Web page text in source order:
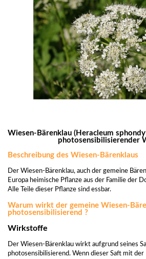
Wiesen-Bärenklau (Heracleum
photosensibilisierender
Beschreibung des Wiesen-Bärenklaus
Der Wiesen-Bärenklau, auch der gemeine
Europa heimische Pflanze aus der Familie der
Alle Teile dieser Pflanze sind essbar.
Warum wirkt der gemeine Wiesen-
photosensibilisierend ?
Wirkstoffe
Der Wiesen-Bärenklau wirkt aufgrund seines
photosensibilisierend. Wenn dieser Saft mit